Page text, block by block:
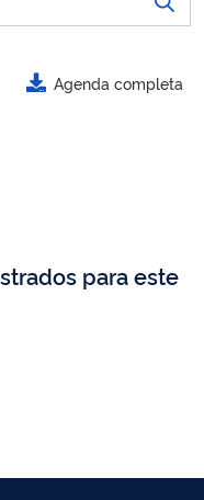
Agenda completa
para este